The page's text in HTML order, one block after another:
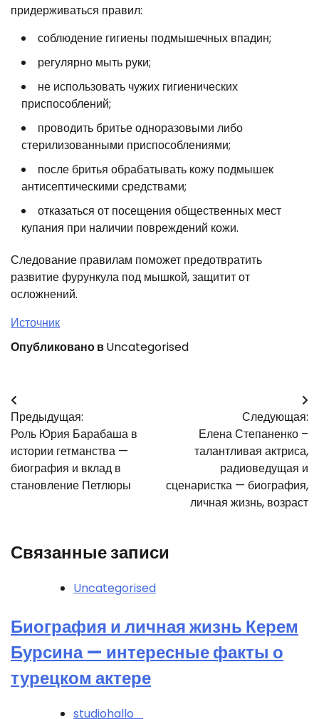
придерживаться правил:
соблюдение гигиены подмышечных впадин;
регулярно мыть руки;
не использовать чужих гигиенических
приспособлений;
проводить бритье одноразовыми либо
стерилизованными приспособлениями;
после бритья обрабатывать кожу подмышек
антисептическими средствами;
отказаться от посещения общественных мест
купания при наличии повреждений кожи.
Следование правилам поможет предотвратить
развитие фурункула под мышкой, защитит от
осложнений.
Источник
Опубликовано вUncategorised
Навигация
по
записям
Предыдущая:
Роль Юрия Барабаша в
истории гетманства —
биография и вклад в
становление Петлюры
Следующая:
Елена Степаненко –
талантливая актриса,
радиоведущая и
сценаристка — биография,
личная жизнь, возраст
Связанные записи
Uncategorised
Биография и личная жизнь Керем
Бурсина — интересные факты о
турецком актере
studiohallo_